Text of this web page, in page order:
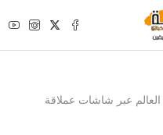
عبر شاشات عملاقة